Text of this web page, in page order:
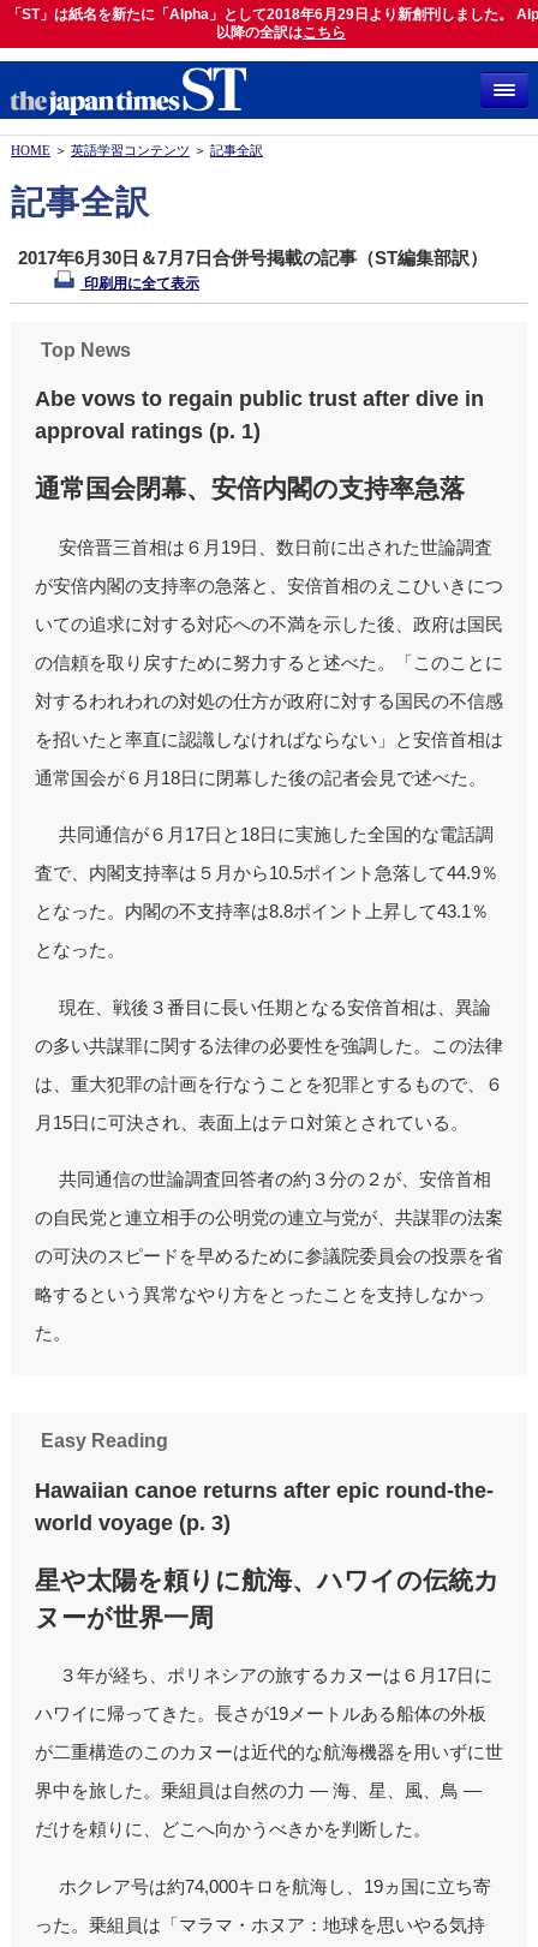
「ST」は紙名を新たに「Alpha」として2018年6月29日より新創刊しました。
以降の全訳はこちら
「ST」は紙名を新たに「Alpha」として2018年6月29日より新創刊しました。
以降の全訳はこちら
HOME＞ 英語学習コンテンツ ＞ 記事全訳
記事全訳
2017年6月30日＆7月7日合併号掲載の記事（ST編集部訳）
印刷用に全て表示
Top News
Abe vows to regain public trust after dive in
approval ratings (p. 1)
通常国会閉幕、安倍内閣の支持率急落
安倍晋三首相は６月19日、数日前に出された世論調査
が安倍内閣の支持率の急落と、安倍首相のえこひいきにつ
いての追求に対する対応への不満を示した後、政府は国民
の信頼を取り戻すために努力すると述べた。「このことに
対するわれわれの対処の仕方が政府に対する国民の不信感
を招いたと率直に認識しなければならない」と安倍首相は
通常国会が６月18日に閉幕した後の記者会見で述べた。
共同通信が６月17日と18日に実施した全国的な電話調
査で、内閣支持率は５月から10.5ポイント急落して44.9％
となった。内閣の不支持率は8.8ポイント上昇して43.1％
となった。
現在、戦後３番目に長い任期となる安倍首相は、異論
の多い共謀罪に関する法律の必要性を強調した。この法律
は、重大犯罪の計画を行なうことを犯罪とするもので、６
月15日に可決され、表面上はテロ対策とされている。
共同通信の世論調査回答者の約３分の２が、安倍首相
の自民党と連立相手の公明党の連立与党が、共謀罪の法案
の可決のスピードを早めるために参議院委員会の投票を省
略するという異常なやり方をとったことを支持しなかっ
た。
Easy Reading
Hawaiian canoe returns after epic round-the-
world voyage (p. 3)
星や太陽を頼りに航海、ハワイの伝統カ
ヌーが世界一周
３年が経ち、ポリネシアの旅するカヌーは６月17日に
ハワイに帰ってきた。長さが19メートルある船体の外板
が二重構造のこのカヌーは近代的な航海機器を用いずに世
界中を旅した。乗組員は自然の力 ― 海、星、風、鳥 ―
だけを頼りに、どこへ向かうべきかを判断した。
ホクレア号は約74,000キロを航海し、19ヵ国に立ち寄
った。乗組員は「マラマ・ホヌア：地球を思いやる気持